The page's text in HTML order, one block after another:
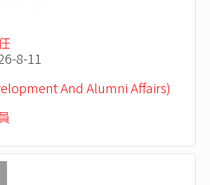
8-11
And Alumni Affairs)